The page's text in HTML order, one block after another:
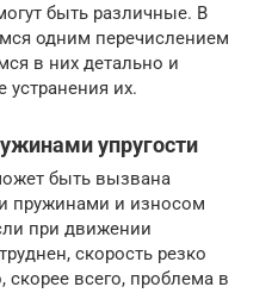
быть различные. В
одним перечислением
в них детально и
их.
упругости
быть вызвана
пружинами и износом
при движении
скорость резко
всего, проблема в